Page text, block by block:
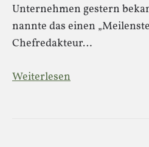
Unternehmen gestern
nannte das einen
Chefredakteur…
Weiterlesen